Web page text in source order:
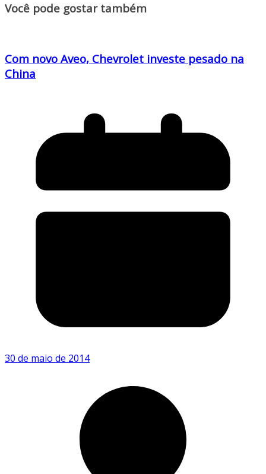
Você pode gostar também
Com novo Aveo, Chevrolet investe pesado na
China
30 de maio de 2014